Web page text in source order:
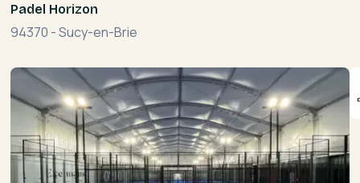
Padel Horizon
94370 -Sucy-en-Brie